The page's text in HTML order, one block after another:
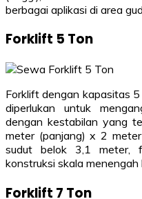
berbagai aplikasi di area
Forklift 5 Ton
Forklift dengan kapasitas
diperlukan untuk
dengan kestabilan yang
meter (panjang) x 2
sudut belok 3,1 meter,
konstruksi skala menengah
Forklift 7 Ton